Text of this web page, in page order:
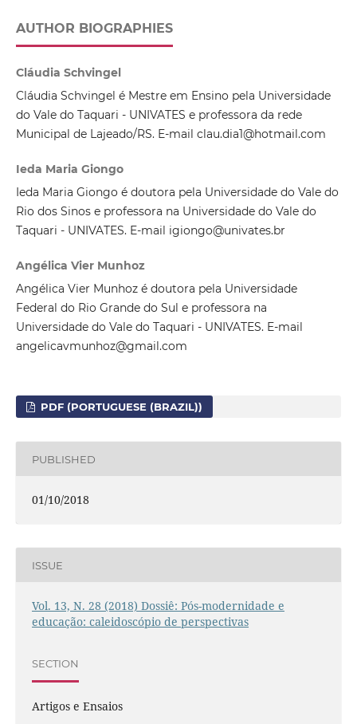
AUTHOR BIOGRAPHIES
Cláudia Schvingel
Cláudia Schvingel é Mestre em Ensino pela Universidade
do Vale do Taquari - UNIVATES e professora da rede
Municipal de Lajeado/RS. E-mail clau.dia1@hotmail.com
Ieda Maria Giongo
Ieda Maria Giongo é doutora pela Universidade do Vale do
Rio dos Sinos e professora na Universidade do Vale do
Taquari - UNIVATES. E-mail igiongo@univates.br
Angélica Vier Munhoz
Angélica Vier Munhoz é doutora pela Universidade
Federal do Rio Grande do Sul e professora na
Universidade do Vale do Taquari - UNIVATES. E-mail
angelicavmunhoz@gmail.com
PDF (PORTUGUESE (BRAZIL))
PUBLISHED
01/10/2018
ISSUE
Vol. 13, N. 28 (2018) Dossiê: Pós-modernidade e
educação: caleidoscópio de perspectivas
SECTION
Artigos e Ensaios